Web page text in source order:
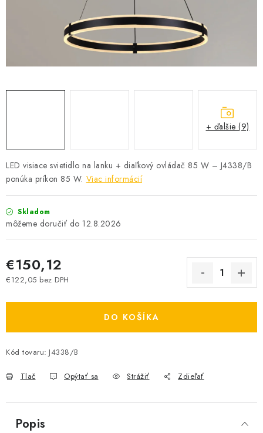
SEZÓNNE VÝPREDAJE POĽNOPOTREBY
DOM A ZÁHRADA
OBCHODNÉ PODMIENKY
Reklamácie a formulár na odstúpenie od zmluvy
Obchodné podmienky
Podmienky ochrany osobných údajov
O nás - MEGALED & JANTON Zákamenné
Zľavy pre profíkov
LED visiace svietidlo na lanku + diaľkový ovládač 85 W – J4338/B
ponúka príkon 85 W. Viac informácií
Skladom
12.8.2026
€150,12
€122,05 bez DPH
DO KOŠÍKA
Kód tovaru: J4338/B
Tlač Opýtať sa Strážiť Zdieľať
+ ďalšie (9)
Popis